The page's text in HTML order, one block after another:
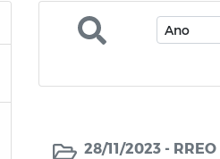
28/11/2023 -